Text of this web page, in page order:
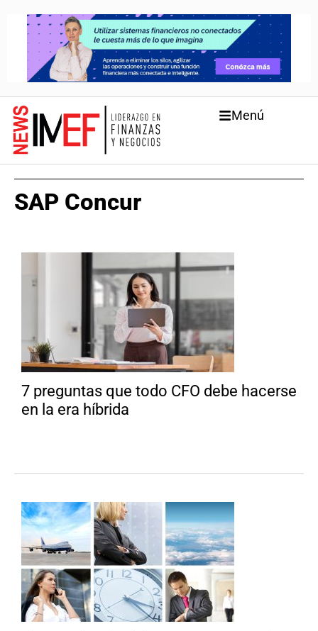
Menú
SAP Concur
7 preguntas que todo CFO debe hacerse
en la era híbrida